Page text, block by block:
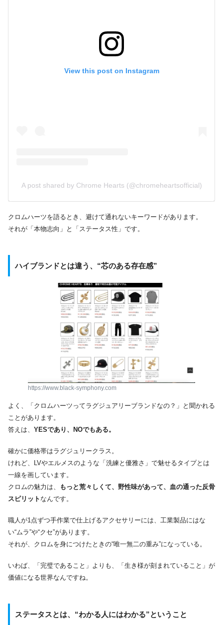
View this post on Instagram
A post shared by Chrome Hearts (@chromeheartsofficial)
クロムハーツを語るとき、避けて通れないキーワードがあります。
それが「本物志向」と「ステータス性」です。
ハイブランドとは違う、“芯のある存在感”
https://www.black-symphony.com
よく、「クロムハーツってラグジュアリーブランドなの？」と聞かれる
ことがあります。
答えは、 YESであり、NOでもある。
確かに価格帯はラグジュリークラス。
けれど、LVやエルメスのような「洗練と優雅さ」で魅せるタイプとは
一線を画しています。
クロムの魅力は、
もっと荒々しくて、野性味があって、血の通った反骨
スピリット なんです。
職人が1点ずつ手作業で仕上げるアクセサリーには、工業製品にはな
い“ムラ”や“クセ”があります。
それが、クロムを身につけたときの“唯一無二の重み”になっている。
いわば、「完璧であること」よりも、「生き様が刻まれていること」が
価値になる世界なんですね。
ステータスとは、“わかる人にはわかる”ということ